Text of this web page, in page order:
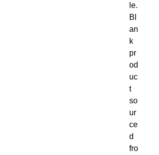
le.
Bl
an
k
pr
od
uc
t
so
ur
ce
d
fro